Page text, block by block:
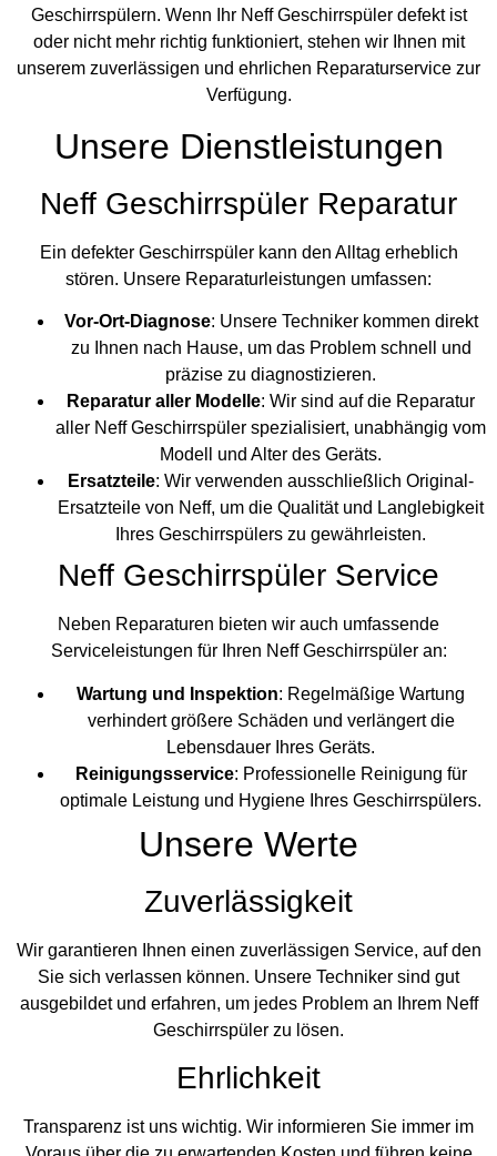
Geschirrspülern. Wenn Ihr Neff Geschirrspüler defekt ist
oder nicht mehr richtig funktioniert, stehen wir Ihnen mit
unserem zuverlässigen und ehrlichen Reparaturservice zur
Verfügung.
Unsere Dienstleistungen
Neff Geschirrspüler Reparatur
Ein defekter Geschirrspüler kann den Alltag erheblich
stören. Unsere Reparaturleistungen umfassen:
Vor-Ort-Diagnose: Unsere Techniker kommen direkt
zu Ihnen nach Hause, um das Problem schnell und
präzise zu diagnostizieren.
Reparatur aller Modelle: Wir sind auf die Reparatur
aller Neff Geschirrspüler spezialisiert, unabhängig vom
Modell und Alter des Geräts.
Ersatzteile: Wir verwenden ausschließlich Original-
Ersatzteile von Neff, um die Qualität und Langlebigkeit
Ihres Geschirrspülers zu gewährleisten.
Neff Geschirrspüler Service
Neben Reparaturen bieten wir auch umfassende
Serviceleistungen für Ihren Neff Geschirrspüler an:
Wartung und Inspektion: Regelmäßige Wartung
verhindert größere Schäden und verlängert die
Lebensdauer Ihres Geräts.
Reinigungsservice: Professionelle Reinigung für
optimale Leistung und Hygiene Ihres Geschirrspülers.
Unsere Werte
Zuverlässigkeit
Wir garantieren Ihnen einen zuverlässigen Service, auf den
Sie sich verlassen können. Unsere Techniker sind gut
ausgebildet und erfahren, um jedes Problem an Ihrem Neff
Geschirrspüler zu lösen.
Ehrlichkeit
Transparenz ist uns wichtig. Wir informieren Sie immer im